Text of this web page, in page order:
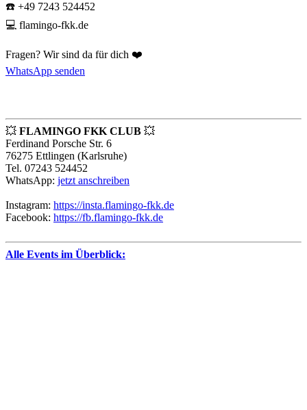
☎️ +49 7243 524452
💻 flamingo-fkk.de
Fragen? Wir sind da für dich ❤️
WhatsApp senden
💥 FLAMINGO FKK CLUB 💥
Ferdinand Porsche Str. 6
76275 Ettlingen (Karlsruhe)
Tel. 07243 524452
WhatsApp: jetzt anschreiben
Instagram: https://insta.flamingo-fkk.de
Facebook: https://fb.flamingo-fkk.de
Alle Events im Überblick: